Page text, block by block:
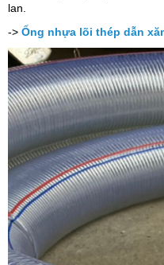
lan.
-> Ống nhựa lõi thép dẫn